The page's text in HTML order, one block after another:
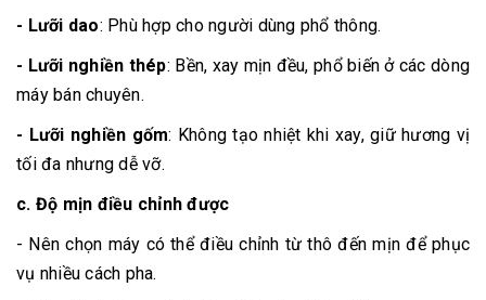
- Lưỡi dao: Phù hợp cho người dùng phổ thông.
- Lưỡi nghiền thép: Bền, xay mịn đều, phổ biến ở các dòng
máy bán chuyên.
- Lưỡi nghiền gốm: Không tạo nhiệt khi xay, giữ hương vị
tối đa nhưng dễ vỡ.
c. Độ mịn điều chỉnh được
- Nên chọn máy có thể điều chỉnh từ thô đến mịn để phục
vụ nhiều cách pha.